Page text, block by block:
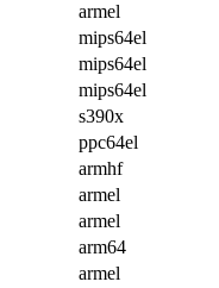
armel
mips64el
mips64el
mips64el
s390x
ppc64el
armhf
armel
armel
arm64
armel